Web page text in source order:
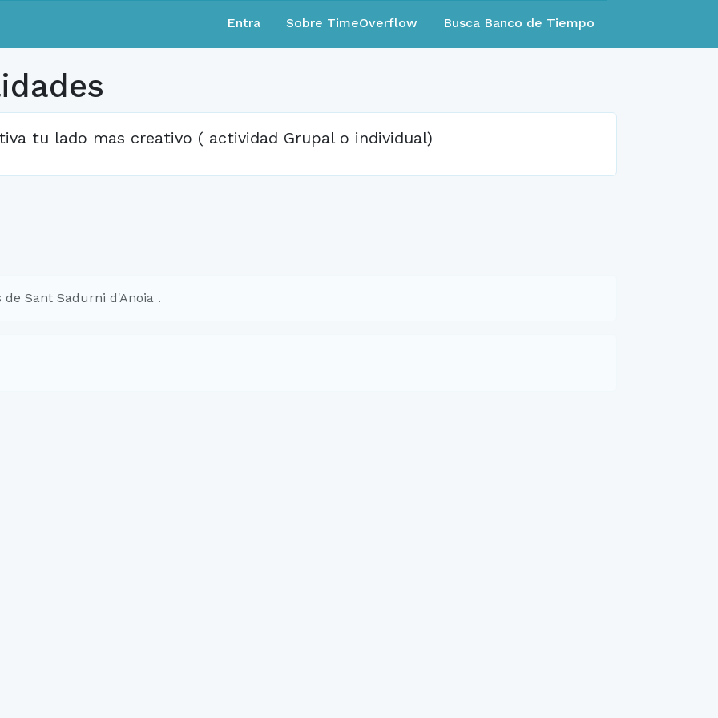
Entra Sobre TimeOverflow Busca Banco de Tiempo
tu lado mas creativo ( actividad Grupal o individual)
Sant Sadurni d'Anoia .